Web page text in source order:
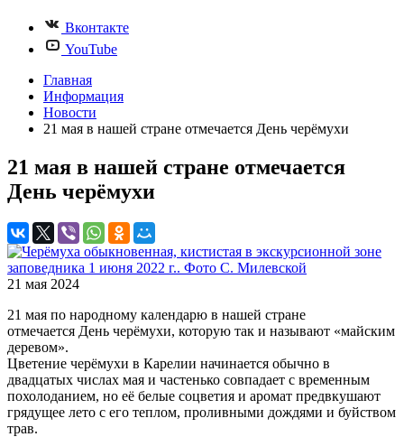
Вконтакте
YouTube
Главная
Информация
Новости
21 мая в нашей стране отмечается День черёмухи
21 мая в нашей стране отмечается
День черёмухи
21 мая 2024
21 мая по народному календарю в нашей стране
отмечается День черёмухи, которую так и называют «майским
деревом».
Цветение черёмухи в Карелии начинается обычно в
двадцатых числах мая и частенько совпадает с временным
похолоданием, но её белые соцветия и аромат предвкушают
грядущее лето с его теплом, проливными дождями и буйством
трав.